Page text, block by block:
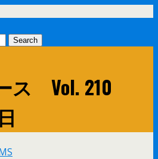
ス Vol. 210